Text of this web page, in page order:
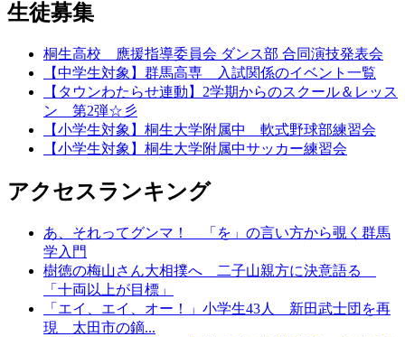
生徒募集
桐生高校 應援指導委員会 ダンス部 合同演技発表会
【中学生対象】群馬高専 入試関係のイベント一覧
【タウンわたらせ連動】2学期からのスクール＆レッス
ン 第2弾☆彡
【小学生対象】桐生大学附属中 軟式野球部練習会
【小学生対象】桐生大学附属中サッカー練習会
アクセスランキング
あ、それってグンマ！ 「を」の言い方から覗く群馬
学入門
樹徳の梅山さん大相撲へ 二子山親方に決意語る
「十両以上が目標」
「エイ、エイ、オー！」小学生43人 新田武士団を再
現 太田市の鏑...